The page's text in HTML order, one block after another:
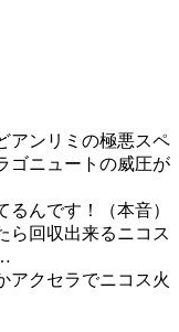
アンリミの極悪スペ
ゴニュートの威圧が
んです！（本音）
ら回収出来るニコス
アクセラでニコス火